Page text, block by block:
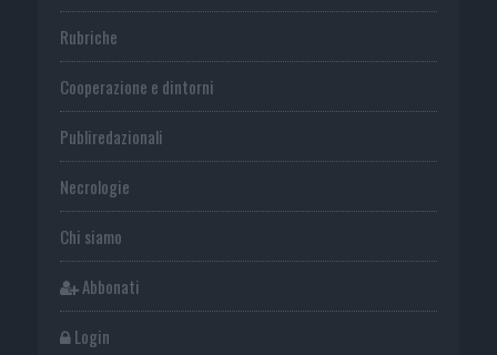
Rubriche
Cooperazione e dintorni
Publiredazionali
Necrologie
Chi siamo
Abbonati
Login